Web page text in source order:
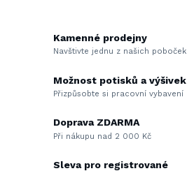
Kamenné prodejny
Navštivte jednu z našich poboček
Možnost potisků a výšivek
Přizpůsobte si pracovní vybavení
Doprava ZDARMA
Při nákupu nad 2 000 Kč
Sleva pro registrované